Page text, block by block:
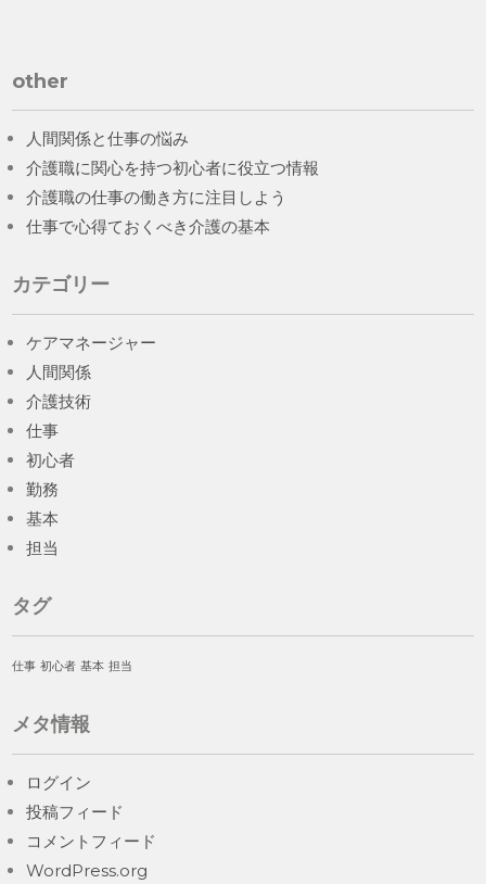
other
人間関係と仕事の悩み
介護職に関心を持つ初心者に役立つ情報
介護職の仕事の働き方に注目しよう
仕事で心得ておくべき介護の基本
カテゴリー
ケアマネージャー
人間関係
介護技術
仕事
初心者
勤務
基本
担当
タグ
仕事 初心者 基本 担当
メタ情報
ログイン
投稿フィード
コメントフィード
WordPress.org